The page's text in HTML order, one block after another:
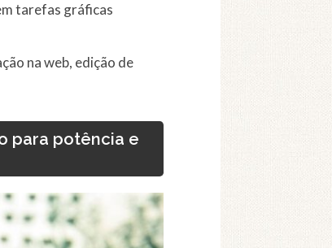
tarefas gráficas
na web, edição de
para potência e